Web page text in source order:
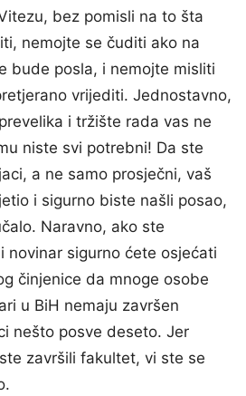
bez pomisli na to šta
nemojte se čuditi ako na
bude posla, i nemojte misliti
vrijediti. Jednostavno,
i tržište rada vas ne
niste svi potrebni! Da ste
a ne samo prosječni, vaš
i sigurno biste našli posao,
Naravno, ako ste
novinar sigurno ćete osjećati
činjenice da mnoge osobe
u BiH nemaju završen
nešto posve deseto. Jer
završili fakultet, vi ste se